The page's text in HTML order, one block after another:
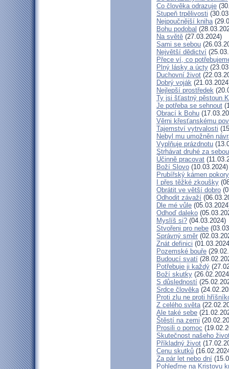
Co člověka odrazuje
Stupeň trpělivosti
Nejpoučnější kniha
Bohu podobal
Na světě (27.03.2024)
Sami se sebou
Největší dědictví
Přece ví, co
Plný lásky a úcty
Duchovní život
Dobrý voják
Nejlepší prostředek
Ty jsi šťastný pěstoun
Je potřeba se sehnout
Obrací k Bohu
Věrni křesťanskému
Tajemství vytrvalosti
Nebyl mu umožněn
Vyplňuje prázdnotu
Strhávat druhé za sebou
Účinně pracovat
Boží Slovo (10.03.2024)
Prubířský kámen pokory
I přes těžké zkoušky
Obrátit ve větší dobro
Odhodit závaží
Dle mé vůle
Odhoď daleko
Myslíš si? (04.03.2024)
Stvořeni pro nebe
Správný směr
Znát definici
Pozemské bouře
Budoucí svatí
Potřebuje ji každý
Boží skutky
S důsledností
Srdce člověka
Proti zlu ne proti
Z celého světa
Ale také sebe
Štěstí na zemi
Prosili o pomoc
Skutečnost našeho
Příkladný život
Cenu skutků
Za pár let nebo dní
Pohleďme na Kristovu